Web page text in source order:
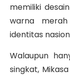
memiliki
warna
identitas
Walaupun
singkat,